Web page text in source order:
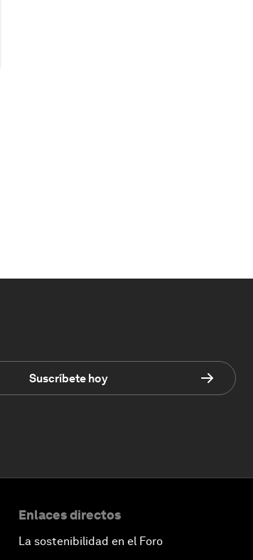
Suscríbete hoy
Enlaces directos
La sostenibilidad en el Foro